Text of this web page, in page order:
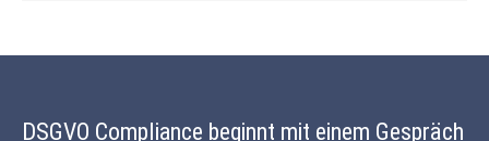
DSGVO Compliance beginnt mit einem Gespräch